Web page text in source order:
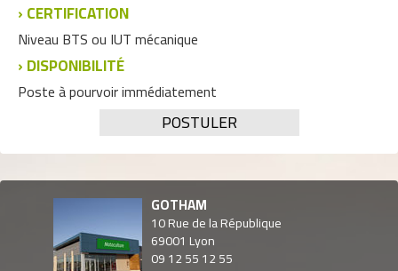
CERTIFICATION
Niveau BTS ou IUT mécanique
DISPONIBILITÉ
Poste à pourvoir immédiatement
POSTULER
GOTHAM
10 Rue de la République
69001 Lyon
09 12 55 12 55